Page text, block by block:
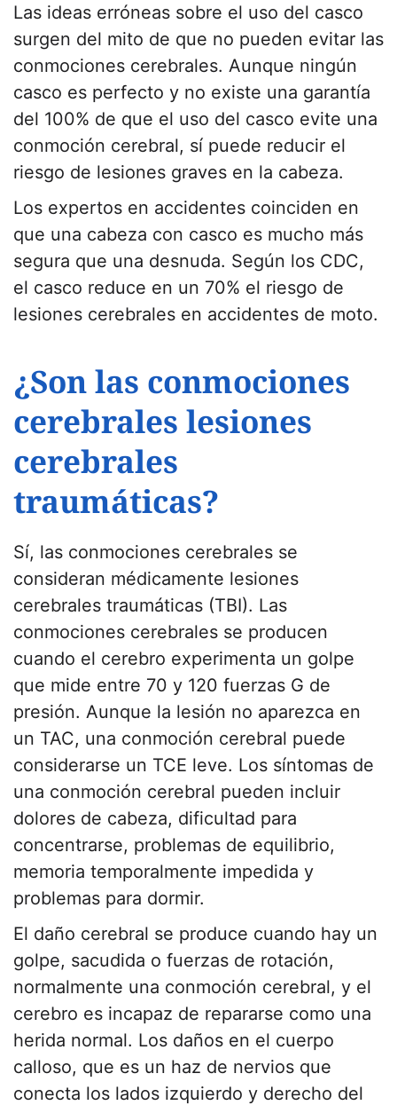
Las ideas erróneas sobre el uso del casco
surgen del mito de que no pueden evitar las
conmociones cerebrales. Aunque ningún
casco es perfecto y no existe una garantía
del 100% de que el uso del casco evite una
conmoción cerebral, sí puede reducir el
riesgo de lesiones graves en la cabeza.
Los expertos en accidentes coinciden en
que una cabeza con casco es mucho más
segura que una desnuda. Según los CDC,
el casco reduce en un 70% el riesgo de
lesiones cerebrales en accidentes de moto.
¿Son las conmociones
cerebrales lesiones
cerebrales
traumáticas?
Sí, las conmociones cerebrales se
consideran médicamente lesiones
cerebrales traumáticas (TBI). Las
conmociones cerebrales se producen
cuando el cerebro experimenta un golpe
que mide entre 70 y 120 fuerzas G de
presión. Aunque la lesión no aparezca en
un TAC, una conmoción cerebral puede
considerarse un TCE leve. Los síntomas de
una conmoción cerebral pueden incluir
dolores de cabeza, dificultad para
concentrarse, problemas de equilibrio,
memoria temporalmente impedida y
problemas para dormir.
El daño cerebral se produce cuando hay un
golpe, sacudida o fuerzas de rotación,
normalmente una conmoción cerebral, y el
cerebro es incapaz de repararse como una
herida normal. Los daños en el cuerpo
calloso, que es un haz de nervios que
conecta los lados izquierdo y derecho del